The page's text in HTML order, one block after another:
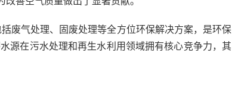
废气处理、固废处理等全方位环保解决方案，是环保
源在污水处理和再生水利用领域拥有核心竞争力，其